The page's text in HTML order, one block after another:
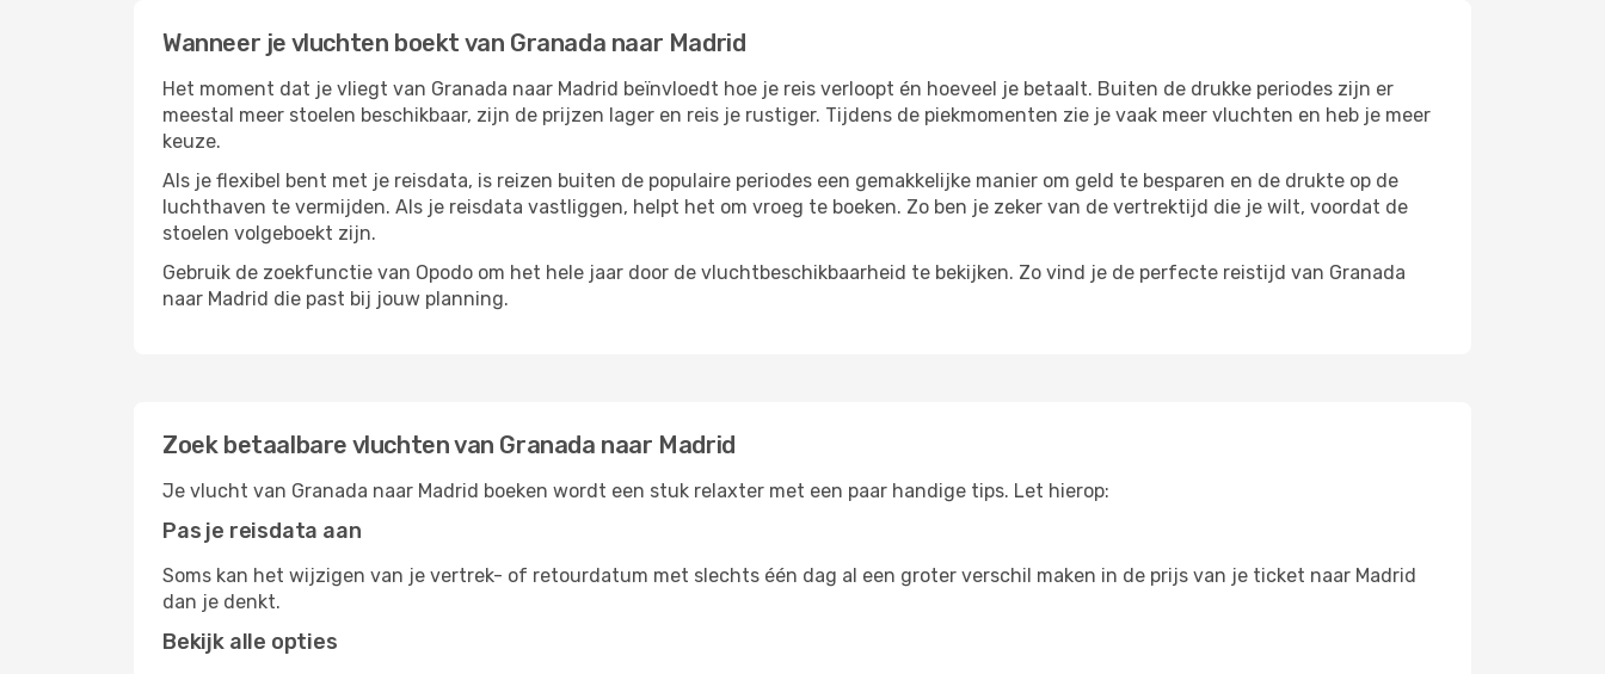
Wanneer je vluchten boekt van Granada naar Madrid
Het moment dat je vliegt van Granada naar Madrid beïnvloedt hoe je reis verloopt én hoeveel je betaalt. Buiten de drukke periodes zijn er
meestal meer stoelen beschikbaar, zijn de prijzen lager en reis je rustiger. Tijdens de piekmomenten zie je vaak meer vluchten en heb je meer
keuze.
Als je flexibel bent met je reisdata, is reizen buiten de populaire periodes een gemakkelijke manier om geld te besparen en de drukte op de
luchthaven te vermijden. Als je reisdata vastliggen, helpt het om vroeg te boeken. Zo ben je zeker van de vertrektijd die je wilt, voordat de
stoelen volgeboekt zijn.
Gebruik de zoekfunctie van Opodo om het hele jaar door de vluchtbeschikbaarheid te bekijken. Zo vind je de perfecte reistijd van Granada
naar Madrid die past bij jouw planning.
Zoek betaalbare vluchten van Granada naar Madrid
Je vlucht van Granada naar Madrid boeken wordt een stuk relaxter met een paar handige tips. Let hierop:
Pas je reisdata aan
Soms kan het wijzigen van je vertrek- of retourdatum met slechts één dag al een groter verschil maken in de prijs van je ticket naar Madrid
dan je denkt.
Bekijk alle opties